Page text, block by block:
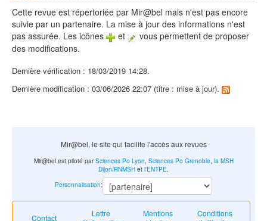
Cette revue est répertoriée par Mir@bel mais n'est pas encore
suivie par un partenaire. La mise à jour des informations n'est
pas assurée. Les icônes
et
vous permettent de proposer
des modifications.
Dernière vérification : 18/03/2019 14:28.
Dernière modification : 03/06/2026 22:07 (titre : mise à jour).
Mir@bel, le site qui facilite l'accès aux revues
Contact
Lettre
Mentions
Conditions
Mir@bel est piloté parSciences Po Lyon Sciences Po Grenoble, la MSH
Dijon/RNMSH et l'ENTPE
Personnalisation: